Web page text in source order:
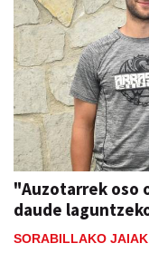
"Auzotarrek oso
daude
SORABILLAKO